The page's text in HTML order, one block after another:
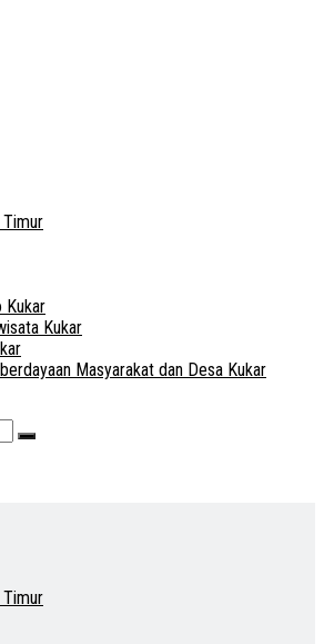
Timur
Kukar
Kukar
Masyarakat dan Desa Kukar
Timur